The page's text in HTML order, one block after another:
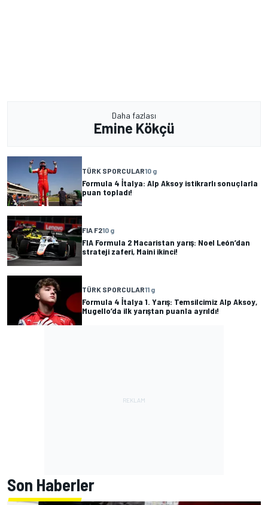
Daha fazlası
Emine Kökçü
TÜRK SPORCULAR10 g
Formula 4 İtalya: Alp Aksoy istikrarlı sonuçlarla
puan topladı!
FIA F210 g
FIA Formula 2 Macaristan yarış: Noel León’dan
strateji zaferi, Maini ikinci!
TÜRK SPORCULAR11 g
Formula 4 İtalya 1. Yarış: Temsilcimiz Alp Aksoy,
Mugello’da ilk yarıştan puanla ayrıldı!
Son Haberler